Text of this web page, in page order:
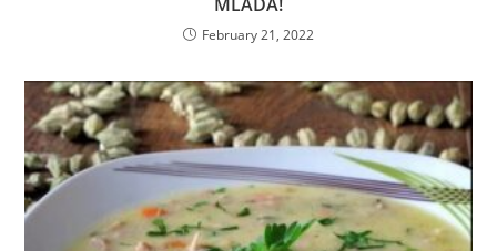
February 21, 2022